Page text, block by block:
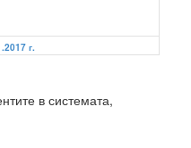
г.
в системата,